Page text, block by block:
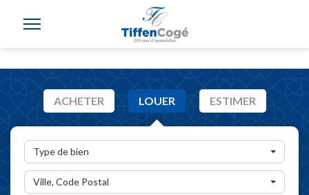
ACHETER LOUER ESTIMER
Type de bien
Ville, Code Postal